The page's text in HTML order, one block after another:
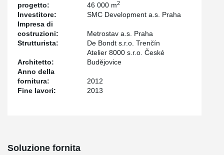
progetto:
46 000 m2
Investitore:
SMC Development a.s. Praha
Impresa di
costruzioni:
Metrostav a.s. Praha
Strutturista:
De Bondt s.r.o. Trenčín
Architetto:
Atelier 8000 s.r.o. České
Budějovice
Anno della
fornitura:
2012
Fine lavori:
2013
Soluzione fornita